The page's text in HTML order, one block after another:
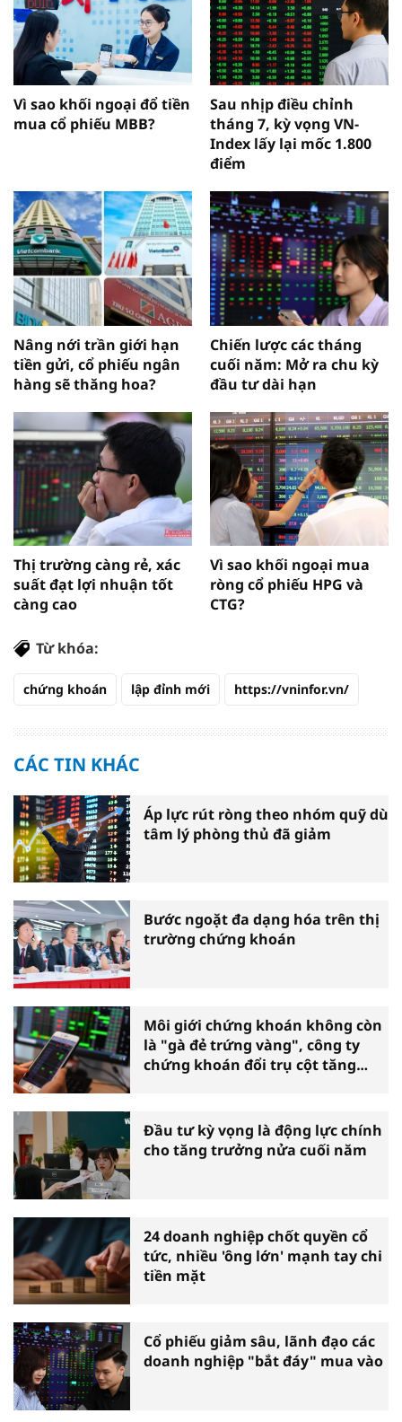
Vì sao khối ngoại đổ tiền
mua cổ phiếu MBB?
Sau nhịp điều chỉnh
tháng 7, kỳ vọng VN-
Index lấy lại mốc 1.800
điểm
Nâng nới trần giới hạn
tiền gửi, cổ phiếu ngân
hàng sẽ thăng hoa?
Chiến lược các tháng
cuối năm: Mở ra chu kỳ
đầu tư dài hạn
Thị trường càng rẻ, xác
suất đạt lợi nhuận tốt
càng cao
Vì sao khối ngoại mua
ròng cổ phiếu HPG và
CTG?
Từ khóa:
chứng khoán lập đỉnh mới https://vninfor.vn/
CÁC TIN KHÁC
Áp lực rút ròng theo nhóm quỹ dù
tâm lý phòng thủ đã giảm
Bước ngoặt đa dạng hóa trên thị
trường chứng khoán
Môi giới chứng khoán không còn
là "gà đẻ trứng vàng", công ty
chứng khoán đổi trụ cột tăng
Đầu tư kỳ vọng là động lực chính
cho tăng trưởng nửa cuối năm
24 doanh nghiệp chốt quyền cổ
tức, nhiều 'ông lớn' mạnh tay chi
tiền mặt
Cổ phiếu giảm sâu, lãnh đạo các
doanh nghiệp "bắt đáy" mua vào